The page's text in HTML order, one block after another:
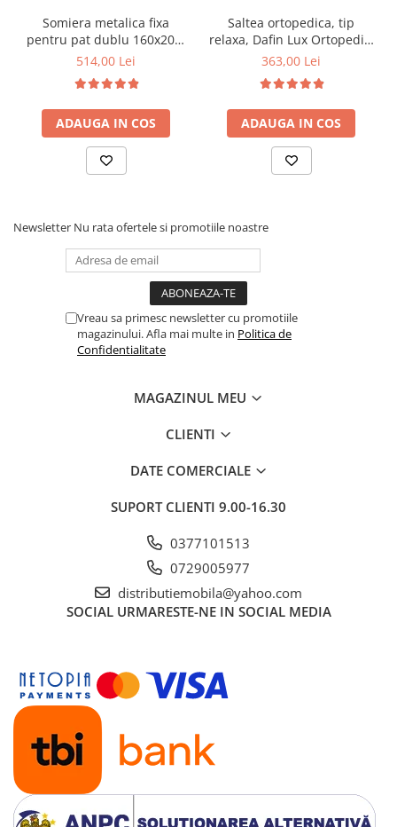
Somiera metalica fixa
pentru pat dublu 160x200,
6 picioare, 32 lamele lemn
saltea ferm, negru
514,00 Lei
ADAUGA IN COS
Saltea ortopedica, tip
relaxa, Dafin Lux Ortopedic,
90x200x21cm, fermitate
tip Bonell, fata vara-iarna,
sistem de aerisire cu
butoni, Salt Confort
363,00 Lei
ADAUGA IN COS
Newsletter Nu rata ofertele si promotiile noastre
Vreau sa primesc newsletter cu promotiile
magazinului. Afla mai multe in Politica de
Confidentialitate
MAGAZINUL MEU
CLIENTI
DATE COMERCIALE
SUPORT CLIENTI 9.00-16.30
0377101513
0729005977
distributiemobila@yahoo.com
SOCIAL URMARESTE-NE IN SOCIAL MEDIA